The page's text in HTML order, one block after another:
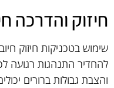
חיזוק והדרכה
שימוש בטכניקות חיזוק
להחדיר התנהגות רגועה
והצבת גבולות ברורים